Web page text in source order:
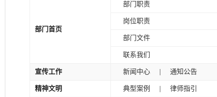
部门首页
部门职责
岗位职责
部门文件
联系我们
宣传工作 新闻中心 | 通知公告
精神文明 典型案例 | 律师指引